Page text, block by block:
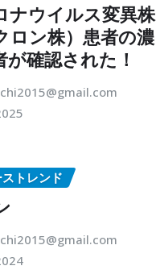
ナウイルス変異株
ロン株）患者の濃
が確認された！
トレンド